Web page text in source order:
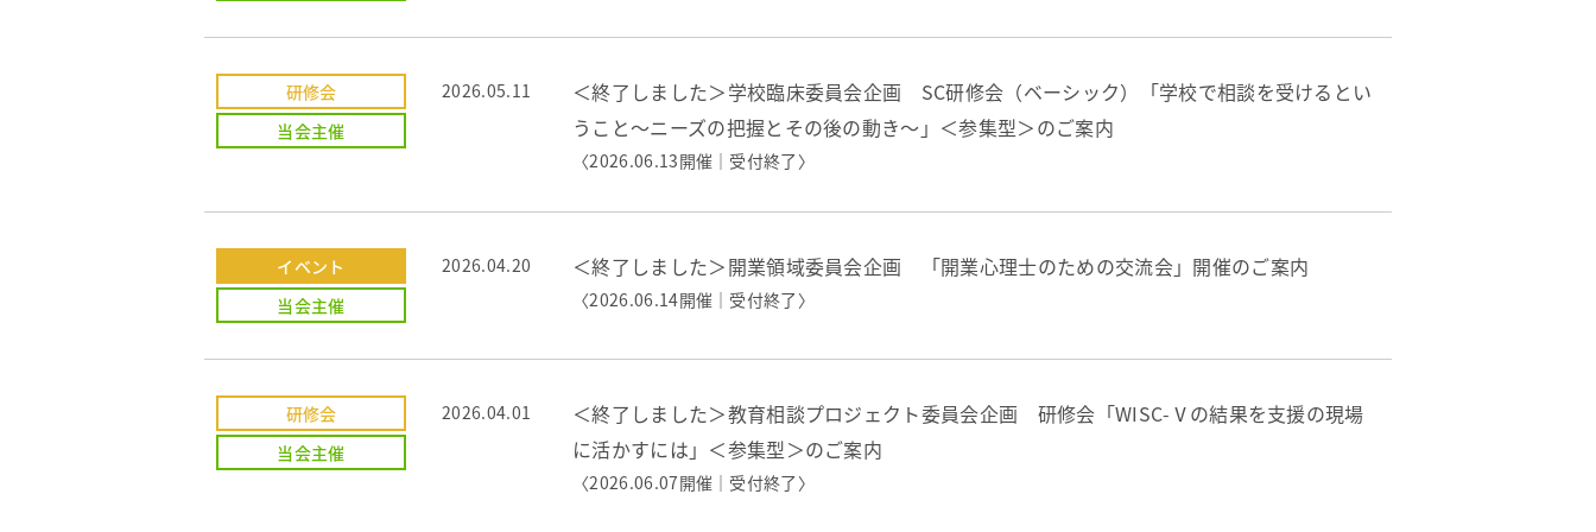
研修会
当会主催
2026.05.11
＜終了しました＞学校臨床委員会企画 SC研修会（ベーシック）「学校で相談を受けるとい
うこと～ニーズの把握とその後の動き～」＜参集型＞のご案内
〈2026.06.13開催｜ 受付終了〉
イベント
当会主催
2026.04.20 ＜終了しました＞開業領域委員会企画 「開業心理士のための交流会」開催のご案内
〈2026.06.14開催｜ 受付終了〉
研修会
当会主催
2026.04.01
＜終了しました＞教育相談プロジェクト委員会企画 研修会「WISC-Ⅴの結果を支援の現場
に活かすには」＜参集型＞のご案内
〈2026.06.07開催｜ 受付終了〉